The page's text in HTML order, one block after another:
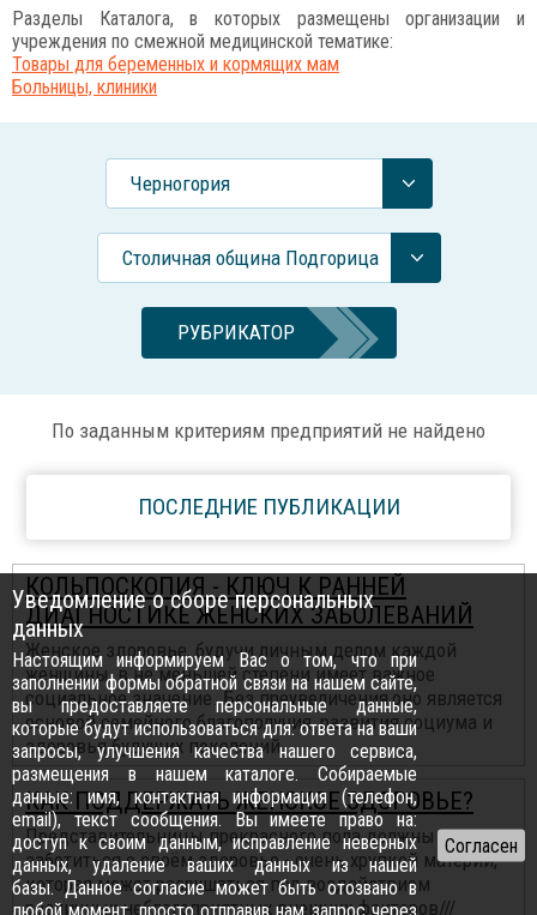
Разделы Каталога, в которых размещены организации и
учреждения по смежной медицинской тематике:
Товары для беременных и кормящих мам
Больницы, клиники
Черногория
Столичная община Подгорица
РУБРИКАТОР
По заданным критериям предприятий не найдено
ПОСЛЕДНИЕ ПУБЛИКАЦИИ
КОЛЬПОСКОПИЯ - КЛЮЧ К РАННЕЙ
ДИАГНОСТИКЕ ЖЕНСКИХ ЗАБОЛЕВАНИЙ
Женское здоровье, будучи личным делом каждой
женщины, в не меньшей степени имеет важное
социальное значение. Без преувеличения,оно является
основой семейного благополучия, развития социума и
здоровья будущих поколений...
КАК ПОДДЕРЖАТЬ ЖЕНСКОЕ ЗДОРОВЬЕ?
Представительницы прекрасного пола должны
заботиться о своём здоровье - очень хрупкой материи,
которая может разрушаться под воздействием
различных неблагоприятных внешних факторов///
Уведомление о сборе персональных
данных
Настоящим информируем Вас о том, что при
заполнении формы обратной связи на нашем сайте,
вы предоставляете персональные данные,
которые будут использоваться для: ответа на ваши
запросы, улучшения качества нашего сервиса,
размещения в нашем каталоге. Собираемые
данные: имя, контактная информация (телефон,
email), текст сообщения. Вы имеете право на:
доступ к своим данным, исправление неверных
данных, удаление ваших данных из нашей
базы. Данное согласие может быть отозвано в